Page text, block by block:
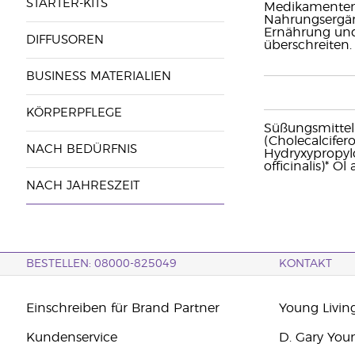
STARTER-KITS
DIFFUSOREN
BUSINESS MATERIALIEN
KÖRPERPFLEGE
NACH BEDÜRFNIS
NACH JAHRESZEIT
Ernährung
officinalis)* Öl
BESTELLEN: 08000-825049 KONTAKT
Einschreiben für Brand Partner
Kundenservice
Young
D. Gary